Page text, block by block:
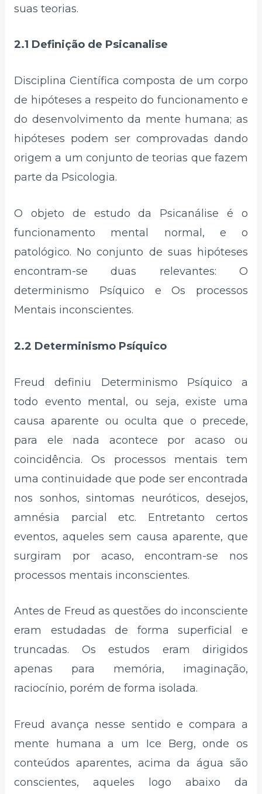
suas teorias.
2.1 Definição de Psicanalise
Disciplina Científica composta de um corpo
de hipóteses a respeito do funcionamento e
do desenvolvimento da mente humana; as
hipóteses podem ser comprovadas dando
origem a um conjunto de teorias que fazem
parte da Psicologia.
O objeto de estudo da Psicanálise é o
funcionamento mental normal, e o
patológico. No conjunto de suas hipóteses
encontram-se duas relevantes: O
determinismo Psíquico e Os processos
Mentais inconscientes.
2.2 Determinismo Psíquico
Freud definiu Determinismo Psíquico a
todo evento mental, ou seja, existe uma
causa aparente ou oculta que o precede,
para ele nada acontece por acaso ou
coincidência. Os processos mentais tem
uma continuidade que pode ser encontrada
nos sonhos, sintomas neuróticos, desejos,
amnésia parcial etc. Entretanto certos
eventos, aqueles sem causa aparente, que
surgiram por acaso, encontram-se nos
processos mentais inconscientes.
Antes de Freud as questões do inconsciente
eram estudadas de forma superficial e
truncadas. Os estudos eram dirigidos
apenas para memória, imaginação,
raciocínio, porém de forma isolada.
Freud avança nesse sentido e compara a
mente humana a um Ice Berg, onde os
conteúdos aparentes, acima da água são
conscientes, aqueles logo abaixo da